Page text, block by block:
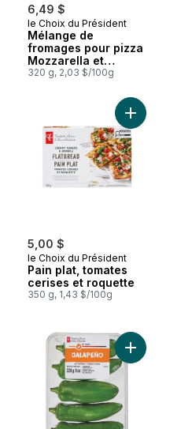
6,49 $
Préparé au Canada
le Choix du Président
Mélange de
fromages pour pizza
Mozzarella et
cheddar
320 g, 2,03 $/100g
Provolone En Tranches
5,00 $
le Choix du Président
Pain plat, tomates
cerises et roquette
350 g, 1,43 $/100g
Ajouter
cheddar mi-fort enAjouter